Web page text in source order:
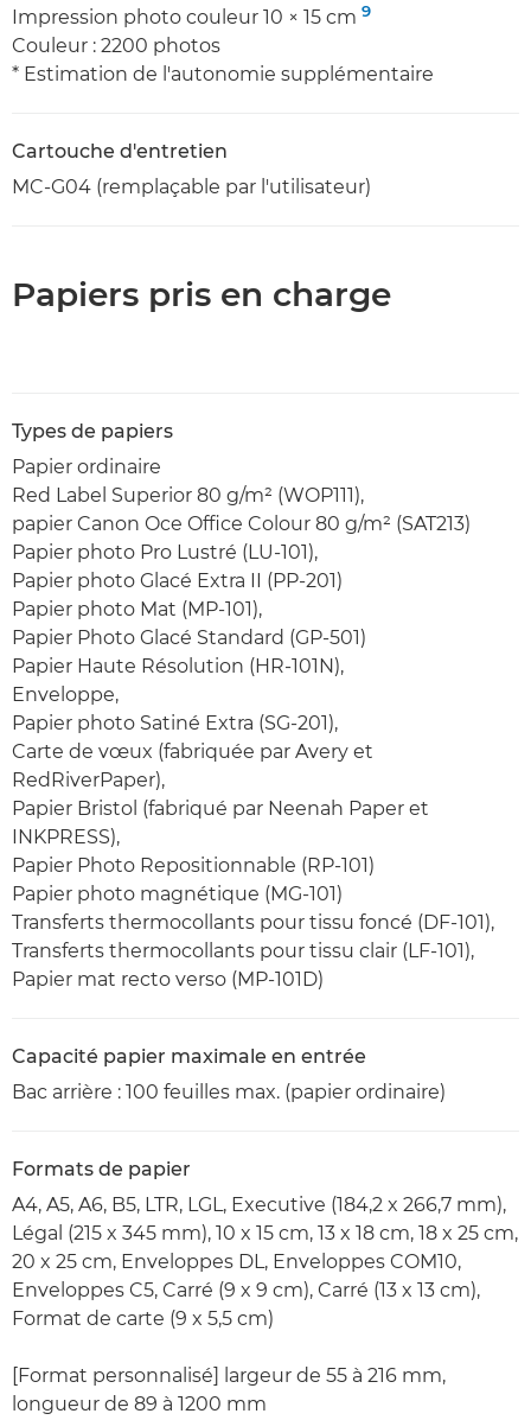
Impression photo couleur 10 × 15 cm 9
Couleur : 2200 photos
* Estimation de l'autonomie supplémentaire
Cartouche d'entretien
MC-G04 (remplaçable par l'utilisateur)
Papiers pris en charge
Types de papiers
Papier ordinaire
Red Label Superior 80 g/m² (WOP111),
papier Canon Oce Office Colour 80 g/m² (SAT213)
Papier photo Pro Lustré (LU-101),
Papier photo Glacé Extra II (PP-201)
Papier photo Mat (MP-101),
Papier Photo Glacé Standard (GP-501)
Papier Haute Résolution (HR-101N),
Enveloppe,
Papier photo Satiné Extra (SG-201),
Carte de vœux (fabriquée par Avery et
RedRiverPaper),
Papier Bristol (fabriqué par Neenah Paper et
INKPRESS),
Papier Photo Repositionnable (RP-101)
Papier photo magnétique (MG-101)
Transferts thermocollants pour tissu foncé (DF-101),
Transferts thermocollants pour tissu clair (LF-101),
Papier mat recto verso (MP-101D)
Capacité papier maximale en entrée
Bac arrière : 100 feuilles max. (papier ordinaire)
Formats de papier
A4, A5, A6, B5, LTR, LGL, Executive (184,2 x 266,7 mm),
Légal (215 x 345 mm), 10 x 15 cm, 13 x 18 cm, 18 x 25 cm,
20 x 25 cm, Enveloppes DL, Enveloppes COM10,
Enveloppes C5, Carré (9 x 9 cm), Carré (13 x 13 cm),
Format de carte (9 x 5,5 cm)
[Format personnalisé] largeur de 55 à 216 mm,
longueur de 89 à 1200 mm